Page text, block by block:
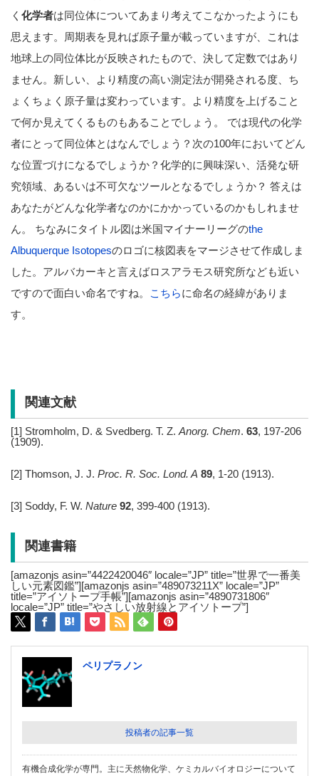
く 化学者は同位体についてあまり考えてこなかったようにも
思えます。周期表を見れば原子量が載っていますが、これは
地球上の同位体比が反映されたもので、決して定数ではあり
ません。新しい、より精度の高い測定法が開発される度、ち
ょくちょく原子量は変わっています。より精度を上げること
で何か見えてくるものもあることでしょう。 では現代の化学
者にとって同位体とはなんでしょう？次の100年においてどん
な位置づけになるでしょうか？化学的に興味深い、活発な研
究領域、あるいは不可欠なツールとなるでしょうか？ 答えは
あなたがどんな化学者なのかにかかっているのかもしれませ
ん。 ちなみにタイトル図は米国マイナーリーグのthe
Albuquerque Isotopesのロゴに核図表をマージさせて作成しま
した。アルバカーキと言えばロスアラモス研究所なども近い
ですので面白い命名ですね。
こちらに命名の経緯がありま
す。
関連文献
[1] Stromholm, D. & Svedberg. T. Z. Anorg. Chem. 63, 197-206
(1909).
[2] Thomson, J. J. Proc. R. Soc. Lond. A 89, 1-20 (1913).
[3] Soddy, F. W. Nature 92, 399-400 (1913).
関連書籍
[amazonjs asin=”4422420046″ locale=”JP” title=”世界で一番美
しい元素図鑑”][amazonjs asin=”489073211X” locale=”JP”
title=”アイソトープ手帳”][amazonjs asin=”4890731806″
locale=”JP” title=”やさしい放射線とアイソトープ”]
ペリプラノン
投稿者の記事一覧
有機合成化学が専門。主に天然物化学、ケミカルバイオロジーについて